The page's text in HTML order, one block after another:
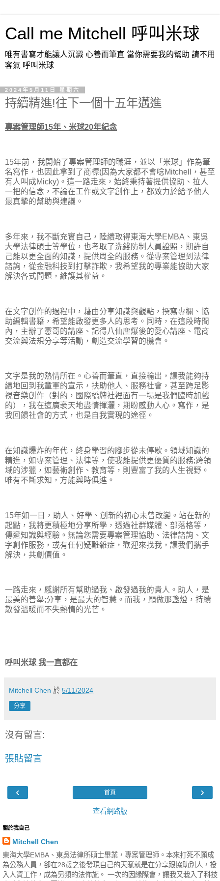
Call me Mitchell 呼叫米球
唯有書寫才能讓人沉澱 心善而筆直 當你需要我的幫助 請不用
客氣 呼叫米球
2024年5月11日 星期六
持續精進!往下一個十五年邁進
專案管理師15年、米球20年紀念
15年前，我開始了專案管理師的職涯，並以「米球」作為筆
名寫作，也因此拿到了商標(因為大家都不會唸Mitchell，甚至
有人叫成Micky)。這一路走來，始終秉持著提供協助、拉人
一把的信念，不論在工作或文字創作上，都致力於給予他人
最真摯的幫助與建議。
多年來，我不斷充實自己，陸續取得東海大學EMBA、東吳
大學法律碩士等學位，也考取了洗錢防制人員證照，期許自
己能以更全面的知識，提供周全的服務。從專案管理到法律
諮詢，從金融科技到打擊詐欺，我希望我的專業能協助大家
解決各式問題，維護其權益。
在文字創作的過程中，藉由分享知識與觀點，撰寫專欄、協
助編輯書籍，希望能啟發更多人的思考。同時，在這段時間
內，主辦了憲哥的講座、記得八仙塵爆後的愛心講座、電商
交流與法規分享等活動，創造交流學習的機會。
文字是我的熱情所在。心善而筆直，直接輸出，讓我能夠持
續地回到我童軍的宣示，扶助他人、服務社會，甚至跨足影
視音樂創作（對的，國際橋牌社裡面有一場是我們臨時加戲
的），我在這廣袤天地盡情揮灑，期盼感動人心。寫作，是
我回饋社會的方式，也是自我實現的途徑。
在知識爆炸的年代，終身學習的腳步從未停歇。領域知識的
精進，如專案管理、法律等，使我能提供更優質的服務;跨領
域的涉獵，如藝術創作、教育等，則豐富了我的人生視野。
唯有不斷求知，方能與時俱進。
15年如一日，助人、好學、創新的初心未曾改變。站在新的
起點，我將更積極地分享所學，透過社群媒體、部落格等，
傳遞知識與經驗。無論您需要專案管理協助、法律諮詢、文
字創作服務，或有任何疑難雜症，歡迎來找我，讓我們攜手
解決，共創價值。
一路走來，感謝所有幫助過我、啟發過我的貴人。助人，是
最美的善舉;分享，是最大的智慧。而我，願做那盞燈，持續
散發溫暖而不失熱情的光芒。
呼叫米球 我一直都在
Mitchell Chen 於 5/11/2024
分享
沒有留言:
張貼留言
‹ ›
首頁
查看網路版
關於我自己
Mitchell Chen
東海大學EMBA、東吳法律所碩士畢業，專案管理師。本來打死不願成
為公務人員，卻在28歲之後發現自己的天賦就是在分享跟協助別人，投
入人資工作，成為另類的法佈施。 一次的因緣際會，讓我又栽入了科技